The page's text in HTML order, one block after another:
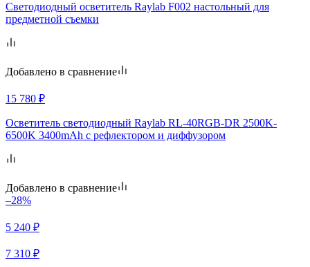
Светодиодный осветитель Raylab F002 настольный для
предметной съемки
Добавлено в сравнение
15 780 ₽
Осветитель светодиодный Raylab RL-40RGB-DR 2500K-
6500K 3400mAh c рефлектором и диффузором
Добавлено в сравнение
–28%
5 240 ₽
7 310 ₽